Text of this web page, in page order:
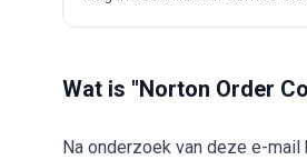
Wat is "Norton Order
Na onderzoek van deze e-